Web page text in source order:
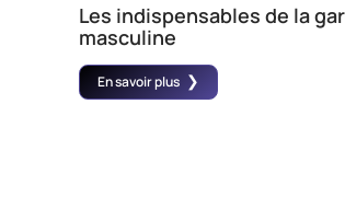
Les indispensables de la
masculine
En savoir plus